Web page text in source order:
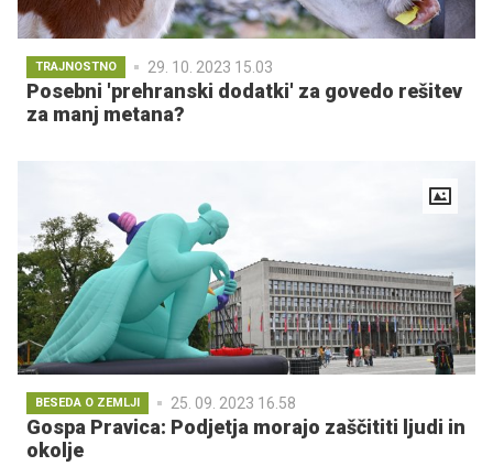
TRAJNOSTNO 29. 10. 2023 15.03
Posebni 'prehranski dodatki' za govedo rešitev
za manj metana?
BESEDA O ZEMLJI 25. 09. 2023 16.58
Gospa Pravica: Podjetja morajo zaščititi ljudi in
okolje